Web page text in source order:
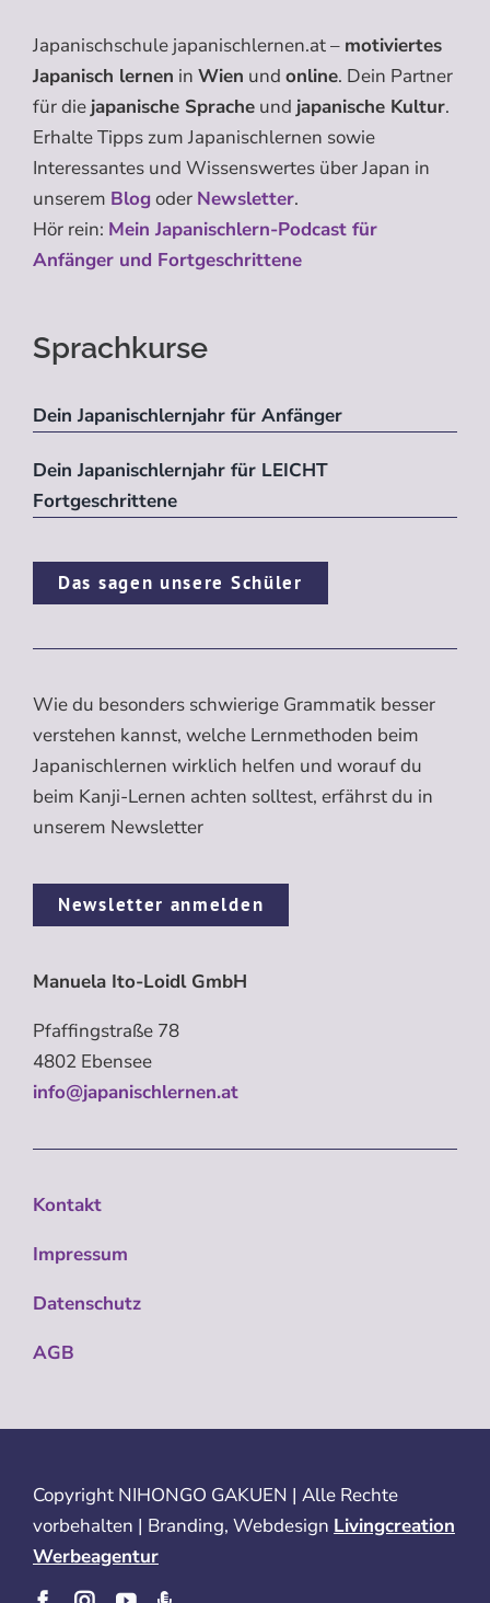
Japanischschule japanischlernen.at – motiviertes
Japanisch lernen in Wien und online. Dein Partner
für die japanische Sprache und japanische Kultur.
Erhalte Tipps zum Japanischlernen sowie
Interessantes und Wissenswertes über Japan in
unserem Blogoder Newsletter.
Hör rein: Mein Japanischlern-Podcast für
Anfänger und Fortgeschrittene
Sprachkurse
Dein Japanischlernjahr für Anfänger
Dein Japanischlernjahr für LEICHT
Fortgeschrittene
Das sagen unsere Schüler
Wie du besonders schwierige Grammatik besser
verstehen kannst, welche Lernmethoden beim
Japanischlernen wirklich helfen und worauf du
beim Kanji-Lernen achten solltest, erfährst du in
unserem Newsletter
Newsletter anmelden
Manuela Ito-Loidl GmbH
Pfaffingstraße 78
4802 Ebensee
info@japanischlernen.at
Kontakt
Impressum
Datenschutz
AGB
Copyright NIHONGO GAKUEN | Alle Rechte
vorbehalten | Branding, Webdesign Livingcreation
Werbeagentur